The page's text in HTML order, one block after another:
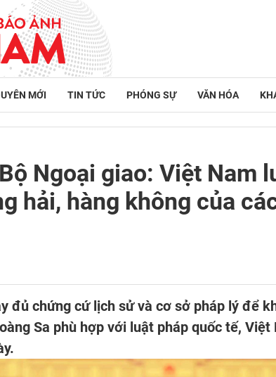
MỚI TIN TỨC PHÓNG SỰ VĂN HÓA
Ngoại giao: Việt Nam
hải, hàng không của
đủ chứng cứ lịch sử và cơ sở pháp lý để
Sa phù hợp với luật pháp quốc tế,